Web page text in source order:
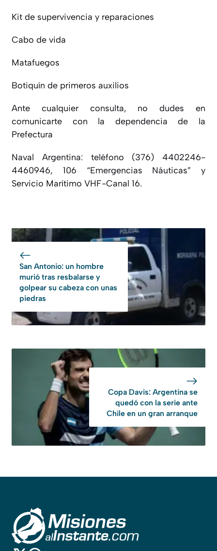
Kit de supervivencia y reparaciones
Cabo de vida
Matafuegos
Botiquín de primeros auxilios
Ante cualquier consulta, no dudes en
comunicarte con la dependencia de la
Prefectura
Naval Argentina: teléfono (376) 4402246-
4460946, 106 “Emergencias Náuticas” y
Servicio Marítimo VHF-Canal 16.
San Antonio: un hombre
murió tras resbalarse y
golpear su cabeza con unas
piedras
Copa Davis: Argentina se
quedó con la serie ante
Chile en un gran arranque